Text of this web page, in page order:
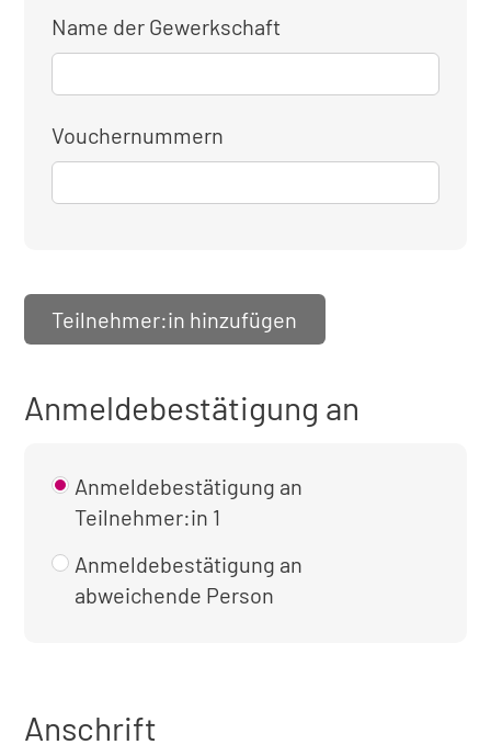
Name der Gewerkschaft
Vouchernummern
Teilnehmer:in hinzufügen
Anmeldebestätigung an
Anmeldebestätigung an
Teilnehmer:in 1
Anmeldebestätigung an
abweichende Person
Anschrift